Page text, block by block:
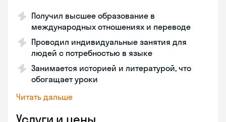
Получил высшее образование в
международных отношениях и переводе
Проводил индивидуальные занятия для
людей с потребностью в языке
Занимается историей и литературой, что
обогащает уроки
Читать дальше
Услуги и цены